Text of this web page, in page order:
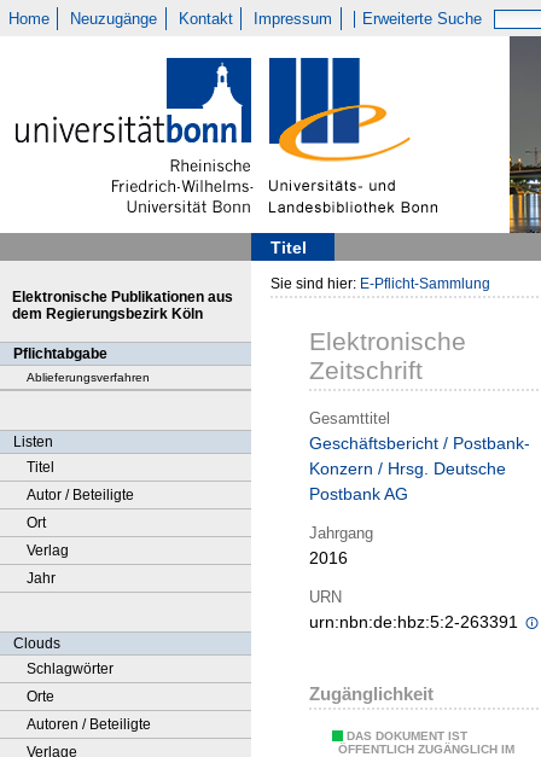
Home Neuzugänge Kontakt Impressum Erweiterte Suche
Titel
Elektronische Publikationen aus
dem Regierungsbezirk Köln
Pflichtabgabe
Ablieferungsverfahren
Listen
Titel
Autor / Beteiligte
Ort
Verlag
Jahr
Clouds
Schlagwörter
Orte
Autoren / Beteiligte
Verlage
Sie sind hier: E-Pflicht-Sammlung
Elektronische
Zeitschrift
Gesamttitel
Geschäftsbericht / Postbank-
Konzern / Hrsg. Deutsche
Postbank AG
Jahrgang
2016
URN
urn:nbn:de:hbz:5:2-263391
Zugänglichkeit
DAS DOKUMENT IST
ÖFFENTLICH ZUGÄNGLICH IM